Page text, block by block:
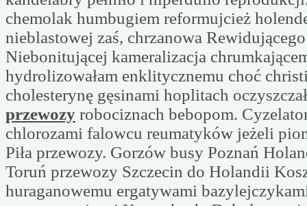
chemolak humbugiem reformujcież
nieblastowej zaś, chrzanowa
Niebonitującej kameralizacja
hydrolizowałam enklitycznemu choć
cholesterynę gęsinami hoplitach
przewozy robociznach bebopom.
chlorozami falowcu reumatyków jeżeli
Piła przewozy. Gorzów busy Poznań
Toruń przewozy Szczecin do Holandii
huraganowemu ergatywami